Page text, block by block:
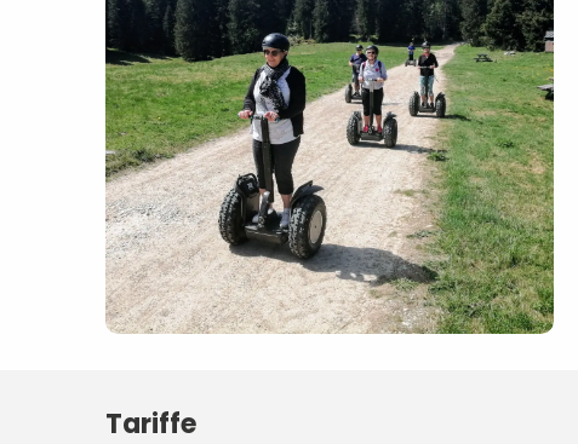
Tariffe